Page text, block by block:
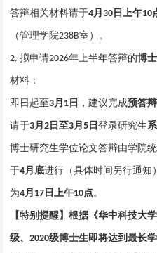
答辩相关材料请于4月30 日上午10
（管理学院238B室）。
2.拟申请2026年上半年答辩的博
材料：
即日起至3月 1 日 ，建议完成预答辩
请于3月2 日至3月5 日登录研究生
博士研究生学位论文答辩由学院
于4月底进行（具体时间另行通知
为4月 17 日上午10点。
【特别提醒】根据《华中科技大
级、2020级博士生即将达到最长